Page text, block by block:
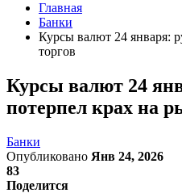
Главная
Банки
Курсы валют 24 января:
торгов
Курсы валют 24
потерпел крах на
Банки
Опубликовано Янв 24, 2026
83
Поделится